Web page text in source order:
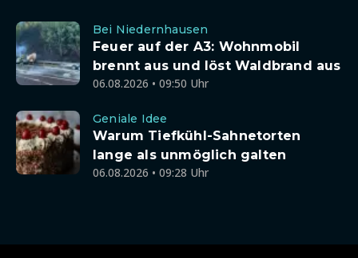
Bei Niedernhausen
Feuer auf der A3: Wohnmobil
brennt aus und löst Waldbrand aus
06.08.2026 • 09:50 Uhr
Geniale Idee
Warum Tiefkühl-Sahnetorten
lange als unmöglich galten
06.08.2026 • 09:28 Uhr